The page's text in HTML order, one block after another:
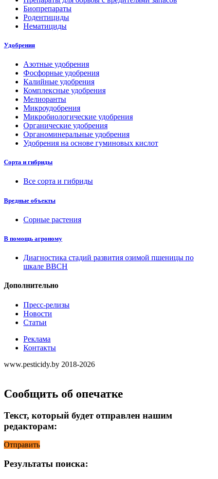
Биопрепараты
Родентициды
Нематициды
Удобрения
Азотные удобрения
Фосфорные удобрения
Калийные удобрения
Комплексные удобрения
Мелиоранты
Микроудобрения
Микробиологические удобрения
Органические удобрения
Органоминеральные удобрения
Удобрения на основе гуминовых кислот
Сорта и гибриды
Все сорта и гибриды
Вредные объекты
Сорные растения
В помощь агроному
Диагностика стадий развития озимой пшеницы по
шкале ВВСН
Дополнительно
Пресс-релизы
Новости
Статьи
Реклама
Контакты
www.pesticidy.by 2018-2026
Сообщить об опечатке
Текст, который будет отправлен нашим
редакторам:
Отправить
Результаты поиска: